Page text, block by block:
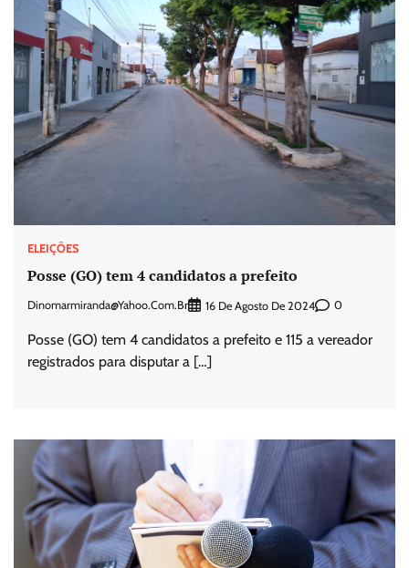
ELEIÇÕES
Posse (GO) tem 4 candidatos a prefeito
Dinomarmiranda@yahoo.com.br 16 De Agosto De 2024 0
Posse (GO) tem 4 candidatos a prefeito e 115 a vereador
registrados para disputar a […]